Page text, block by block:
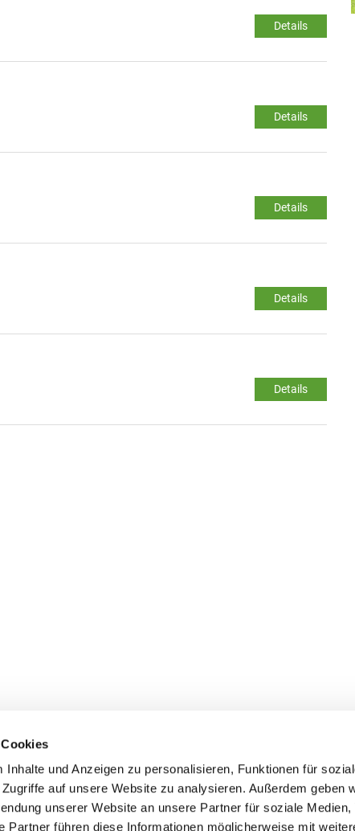
Inhalte und Anzeigen zu personalisieren, Funktionen für
auf unsere Website zu analysieren. Außerdem geben
unserer Website an unsere Partner für soziale Medien,
Partner führen diese Informationen möglicherweise mit
Details
Details
Details
Details
Details
Events Service